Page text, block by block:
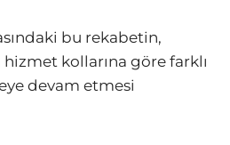
bu rekabetin,
kollarına göre farklı
devam etmesi